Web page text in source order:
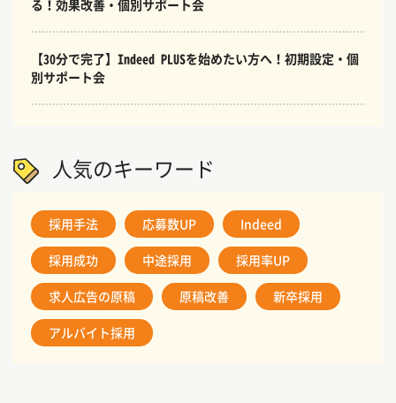
る！効果改善・個別サポート会
【30分で完了】Indeed PLUSを始めたい方へ！初期設定・個
別サポート会
人気のキーワード
採用手法 応募数UP Indeed
採用成功 中途採用 採用率UP
求人広告の原稿 原稿改善 新卒採用
アルバイト採用